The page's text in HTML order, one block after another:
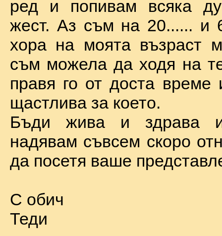
ред и попивам всяка
жест. Аз съм на 20...... и
хора на моята възраст
съм можела да ходя на
правя го от доста време
щастлива за което.
Бъди жива и здрава
надявам съвсем скоро
да посетя ваше
С обич
Теди